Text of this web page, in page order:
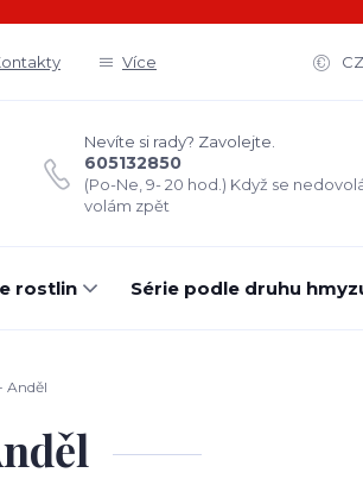
Více
Nevíte si rady? Zavolejte.
605132850
(Po-Ne, 9- 20 hod.) Když se
volám zpět
rostlin Série podle druhu
Anděl